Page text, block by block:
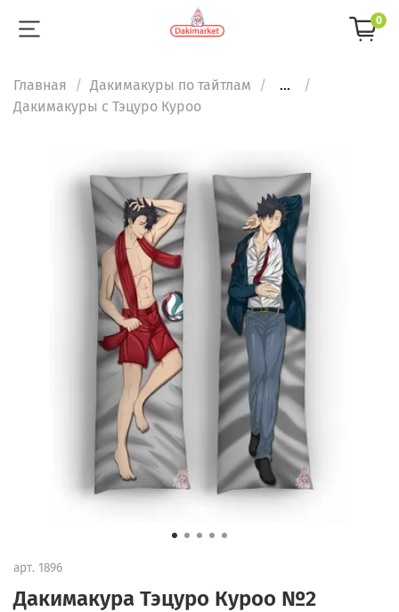
0
Главная Дакимакуры по тайтлам
...
Дакимакуры с Тэцуро Куроо
арт. 1896
Дакимакура Тэцуро Куроо №2